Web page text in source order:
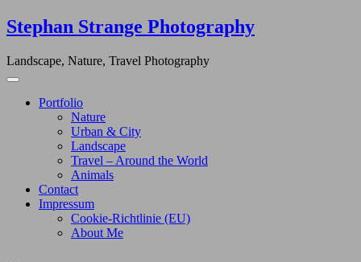
Skip
to
Stephan Strange Photography
Landscape, Nature, Travel Photography
Portfolio
Nature
Urban & City
Landscape
Travel – Around the World
Animals
Contact
Impressum
Cookie-Richtlinie (EU)
About Me